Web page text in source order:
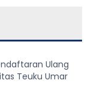
Ulang
Teuku Umar